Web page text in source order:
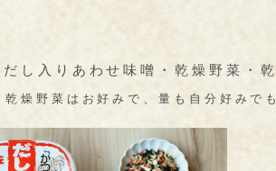
し入りあわせ味噌・乾燥野菜・
乾燥野菜はお好みで、量も自分好みで